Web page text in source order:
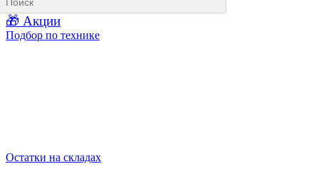
🎁 Акции
Подбор по технике
Остатки на складах